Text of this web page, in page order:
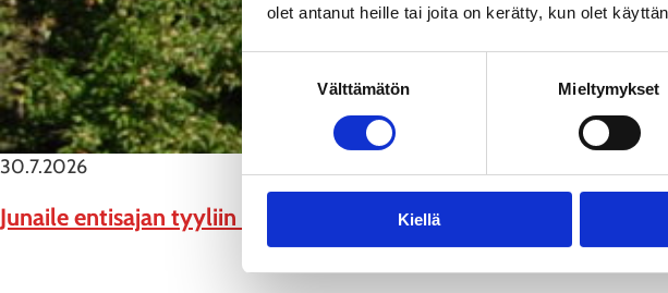
olet antanut heille tai joita on kerätty, kun olet
Suostumuksen
valinta
Välttämätön Mieltymykset
Kiellä
30.7.2026
Junaile entisajan tyyliin Rautatiemuseopäivään